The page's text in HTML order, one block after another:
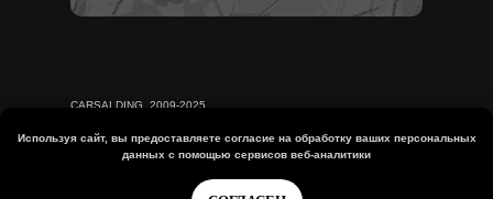
Политика конфиденциальности
CARSALDING, 2009-2025
Используя сайт, вы предоставляете согласие на обработку ваших персональных
данных с помощью сервисов веб-аналитики